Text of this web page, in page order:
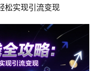
松实现引流变现